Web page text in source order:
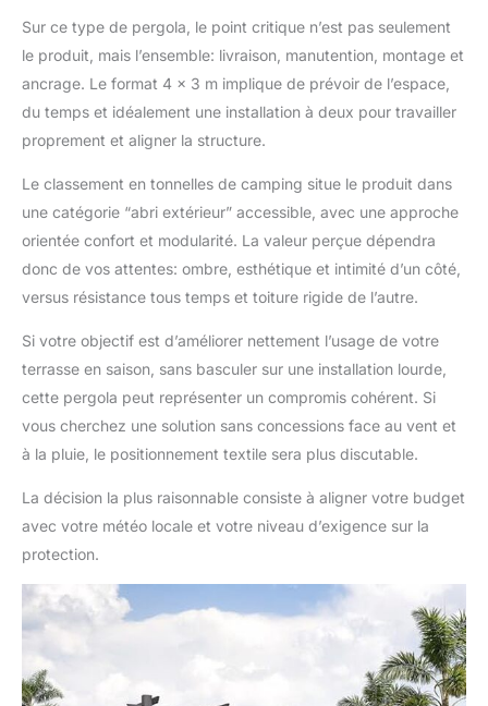
Sur ce type de pergola, le point critique n’est pas seulement
le produit, mais l’ensemble: livraison, manutention, montage et
ancrage. Le format 4 x 3 m implique de prévoir de l’espace,
du temps et idéalement une installation à deux pour travailler
proprement et aligner la structure.
Le classement en tonnelles de camping situe le produit dans
une catégorie “abri extérieur” accessible, avec une approche
orientée confort et modularité. La valeur perçue dépendra
donc de vos attentes: ombre, esthétique et intimité d’un côté,
versus résistance tous temps et toiture rigide de l’autre.
Si votre objectif est d’améliorer nettement l’usage de votre
terrasse en saison, sans basculer sur une installation lourde,
cette pergola peut représenter un compromis cohérent. Si
vous cherchez une solution sans concessions face au vent et
à la pluie, le positionnement textile sera plus discutable.
La décision la plus raisonnable consiste à aligner votre budget
avec votre météo locale et votre niveau d’exigence sur la
protection.